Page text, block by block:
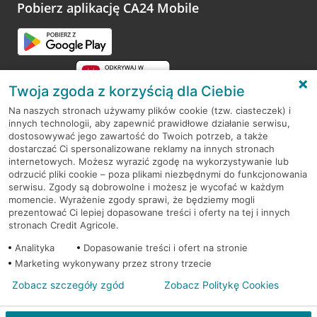
opinie.
Pobierz aplikację CA24 Mobile
RODO
Regulamin serwisu
Mapa serwisu
PolitykaCookies
© 2026 Credit Agricole Bank Polska S.A. Wszelkie prawa zastrzeżone
Twoja zgoda z korzyścią dla Ciebie
Na naszych stronach używamy plików cookie (tzw. ciasteczek) i
innych technologii, aby zapewnić prawidłowe działanie serwisu,
dostosowywać jego zawartość do Twoich potrzeb, a także
dostarczać Ci spersonalizowane reklamy na innych stronach
internetowych. Możesz wyrazić zgodę na wykorzystywanie lub
odrzucić pliki cookie – poza plikami niezbędnymi do funkcjonowania
serwisu. Zgody są dobrowolne i możesz je wycofać w każdym
momencie. Wyrażenie zgody sprawi, że będziemy mogli
prezentować Ci lepiej dopasowane treści i oferty na tej i innych
stronach Credit Agricole.
Analityka
Dopasowanie treści i ofert na stronie
Marketing wykonywany przez strony trzecie
Zobacz szczegóły zgód Zobacz Politykę Cookies